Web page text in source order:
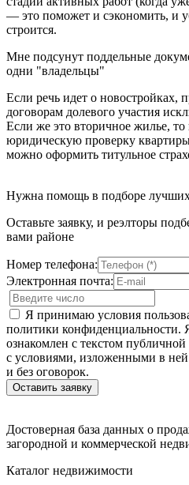
— это поможет и сэкономить, и
строится.
Мне подсунут поддельные
одни "владельцы"
Если речь идет о новостройках,
договорам долевого участия
Если же это вторичное жилье, то
юридическую проверку
можно оформить титульное
Нужна помощь в подборе
Оставьте заявку, и реэлторы
вами районе
Номер телефона:
Электронная почта:
Я принимаю условия
политики конфиденциальности.
ознакомлен с текстом
с условиями, изложенными в
и без оговорок.
Достоверная база данных о
загородной и коммерческой
Каталог недвижимости